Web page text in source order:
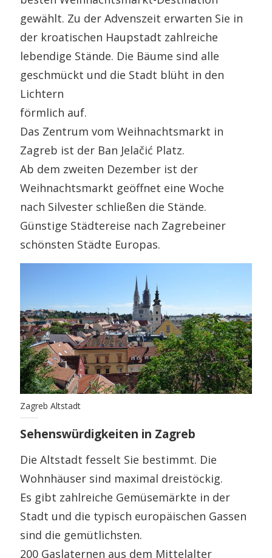
gewählt. Zu der Advenszeit erwarten Sie in
der kroatischen Haupstadt zahlreiche
lebendige Stände. Die Bäume sind alle
geschmückt und die Stadt blüht in den
Lichtern
förmlich auf.
Das Zentrum vom Weihnachtsmarkt in
Zagreb ist der Ban Jelačić Platz.
Ab dem zweiten Dezember ist der
Weihnachtsmarkt geöffnet eine Woche
nach Silvester schließen die Stände.
Günstige Städtereise nach Zagrebeiner
schönsten Städte Europas.
Zagreb Altstadt
Sehenswürdigkeiten in Zagreb
Die Altstadt fesselt Sie bestimmt. Die
Wohnhäuser sind maximal dreistöckig.
Es gibt zahlreiche Gemüsemärkte in der
Stadt und die typisch europäischen Gassen
sind die gemütlichsten.
200 Gaslaternen aus dem Mittelalter